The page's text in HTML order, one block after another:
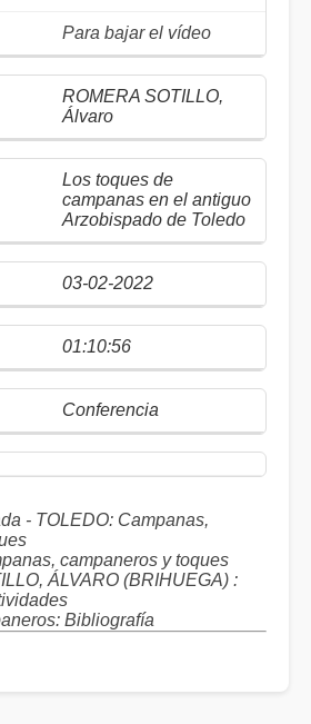
Para bajar el vídeo
ROMERA SOTILLO,
Álvaro
Los toques de
campanas en el antiguo
Arzobispado de Toledo
03-02-2022
01:10:56
Conferencia
- TOLEDO: Campanas,
campaneros y toques
ÁLVARO (BRIHUEGA) :
Bibliografía